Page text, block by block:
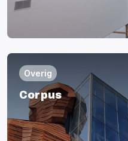
Overig
Corpus